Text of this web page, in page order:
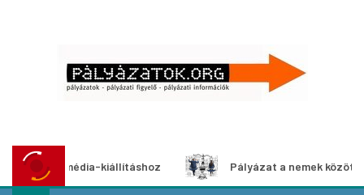
kiállításhoz Pályázat a nemek közötti